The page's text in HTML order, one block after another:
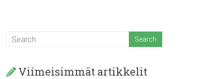
Viimeisimmät artikkelit